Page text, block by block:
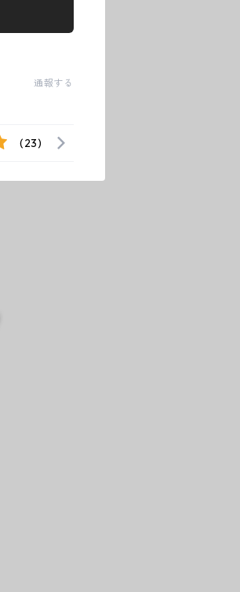
通報する
(23)